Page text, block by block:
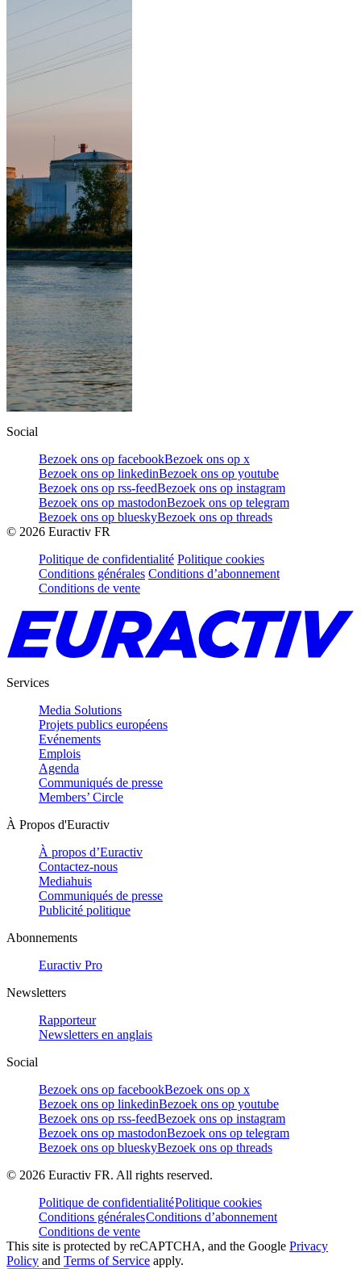
Social
Bezoek ons op facebookBezoek ons op x
Bezoek ons op linkedinBezoek ons op youtube
Bezoek ons op rss-feedBezoek ons op instagram
Bezoek ons op mastodonBezoek ons op telegram
Bezoek ons op blueskyBezoek ons op threads
© 2026 Euractiv FR
Politique de confidentialité Politique cookies
Conditions générales Conditions d’abonnement
Conditions de vente
Services
Media Solutions
Projets publics européens
Evénements
Emplois
Agenda
Communiqués de presse
Members’ Circle
À Propos d'Euractiv
À propos d’Euractiv
Contactez-nous
Mediahuis
Communiqués de presse
Publicité politique
Abonnements
Euractiv Pro
Newsletters
Rapporteur
Newsletters en anglais
Social
Bezoek ons op facebookBezoek ons op x
Bezoek ons op linkedinBezoek ons op youtube
Bezoek ons op rss-feedBezoek ons op instagram
Bezoek ons op mastodonBezoek ons op telegram
Bezoek ons op blueskyBezoek ons op threads
© 2026 Euractiv FR. All rights reserved.
Politique de confidentialitéPolitique cookies
Conditions généralesConditions d’abonnement
Conditions de vente
This site is protected by reCAPTCHA, and the Google Privacy
Policy and Terms of Service apply.